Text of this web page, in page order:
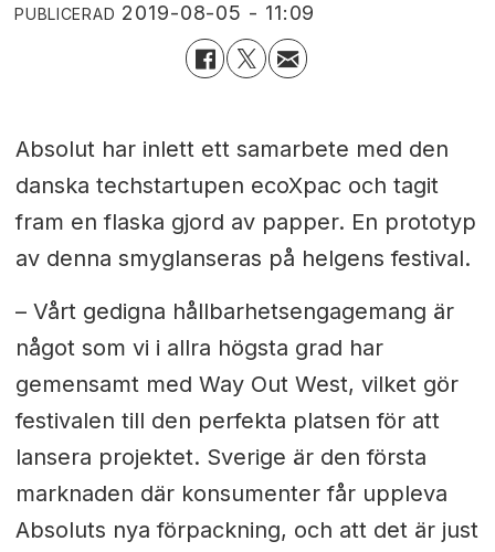
PUBLICERAD 2019-08-05 - 11:09
Absolut har inlett ett samarbete med den
danska techstartupen ecoXpac och tagit
fram en flaska gjord av papper. En prototyp
av denna smyglanseras på helgens festival.
– Vårt gedigna hållbarhetsengagemang är
något som vi i allra högsta grad har
gemensamt med Way Out West, vilket gör
festivalen till den perfekta platsen för att
lansera projektet. Sverige är den första
marknaden där konsumenter får uppleva
Absoluts nya förpackning, och att det är just